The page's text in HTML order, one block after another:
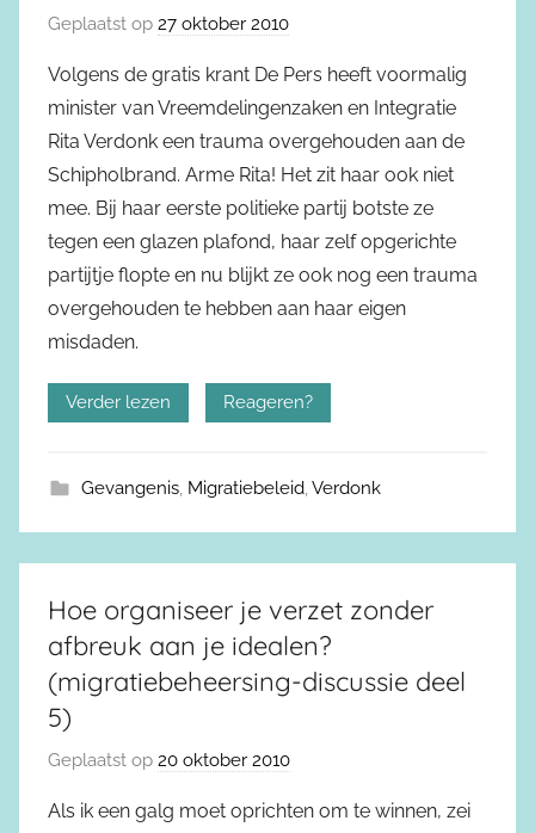
Geplaatst op 27 oktober 2010
Volgens de gratis krant De Pers heeft voormalig
minister van Vreemdelingenzaken en Integratie
Rita Verdonk een trauma overgehouden aan de
Schipholbrand. Arme Rita! Het zit haar ook niet
mee. Bij haar eerste politieke partij botste ze
tegen een glazen plafond, haar zelf opgerichte
partijtje flopte en nu blijkt ze ook nog een trauma
overgehouden te hebben aan haar eigen
misdaden.
Verder lezen Reageren?
Gevangenis, Migratiebeleid,Verdonk
Hoe organiseer je verzet zonder
afbreuk aan je idealen?
(migratiebeheersing-discussie deel
5)
Geplaatst op 20 oktober 2010
Als ik een galg moet oprichten om te winnen, zei